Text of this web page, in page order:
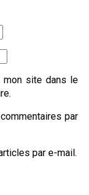
mon site dans le
par
par e-mail.